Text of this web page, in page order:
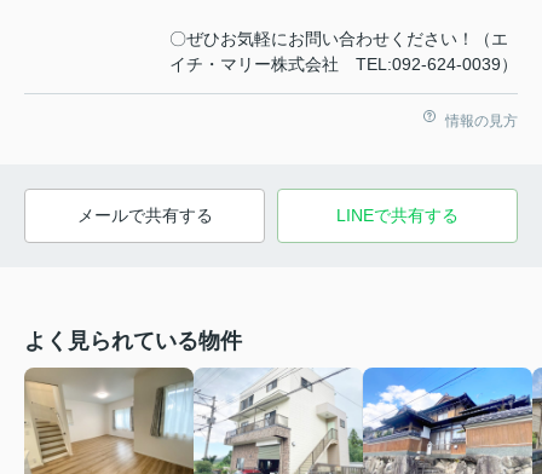
〇ぜひお気軽にお問い合わせください！（エ
イチ・マリー株式会社 TEL:092-624-0039）
情報の見方
メールで共有する LINEで共有する
よく見られている物件